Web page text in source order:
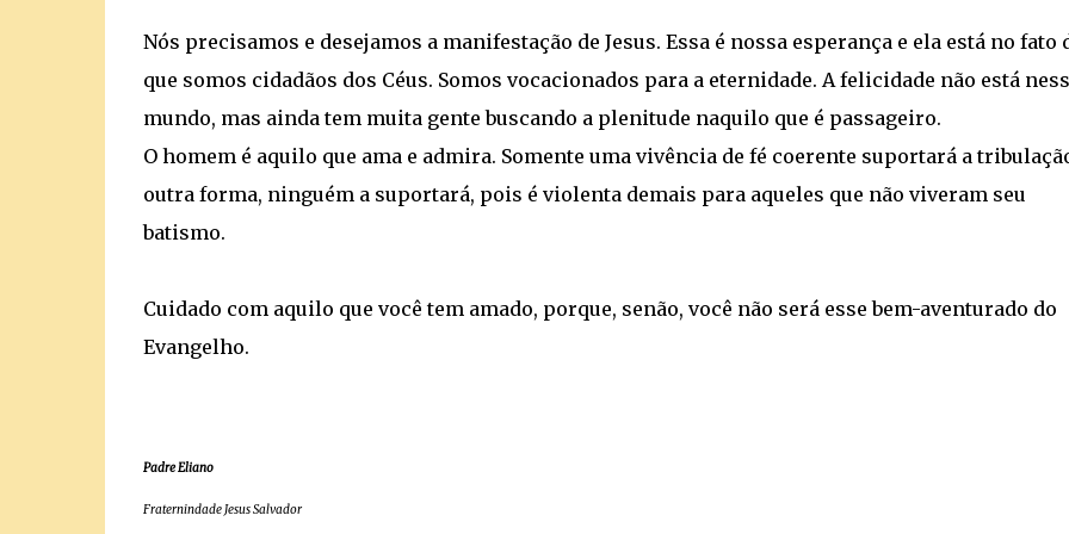
Nós precisamos e desejamos a manifestação de Jesus. Essa é nossa esperança e ela está no fato
que somos cidadãos dos Céus. Somos vocacionados para a eternidade. A felicidade não está
mundo, mas ainda tem muita gente buscando a plenitude naquilo que é passageiro.
O homem é aquilo que ama e admira. Somente uma vivência de fé coerente suportará a
outra forma, ninguém a suportará, pois é violenta demais para aqueles que não viveram seu
batismo.
Cuidado com aquilo que você tem amado, porque, senão, você não será esse bem-aventurado do
Evangelho.
Padre Eliano
Fraternindade Jesus Salvador